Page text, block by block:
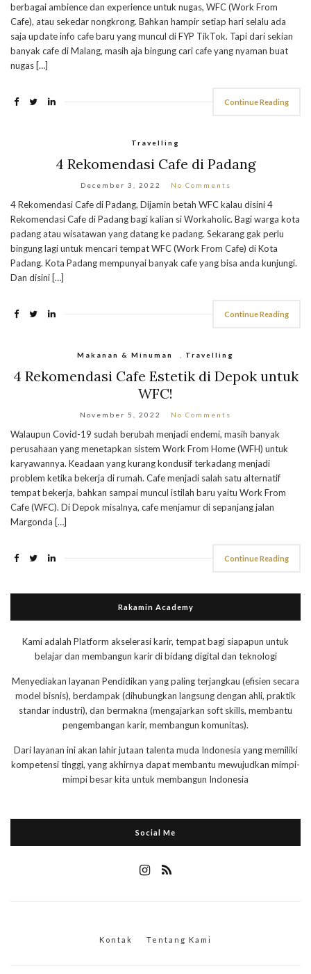
berbagai ambience dan experience untuk nugas, WFC (Work From
Cafe), atau sekedar nongkrong. Bahkan hampir setiap hari selalu ada
saja update info cafe baru yang muncul di FYP TikTok. Tapi dari sekian
banyak cafe di Malang, masih aja bingung cari cafe yang nyaman buat
nugas […]
Continue Reading
Travelling
4 Rekomendasi Cafe di Padang
December 3, 2022 No Comments
4 Rekomendasi Cafe di Padang, Dijamin betah WFC kalau disini 4
Rekomendasi Cafe di Padang bagi kalian si Workaholic. Bagi warga kota
padang atau wisatawan yang datang ke padang. Sekarang gak perlu
bingung lagi untuk mencari tempat WFC (Work From Cafe) di Kota
Padang. Kota Padang mempunyai banyak cafe yang bisa anda kunjungi.
Dan disini […]
Continue Reading
Makanan & Minuman Travelling
4 Rekomendasi Cafe Estetik di Depok untuk
WFC!
November 5, 2022 No Comments
Walaupun Covid-19 sudah berubah menjadi endemi, masih banyak
perusahaan yang menetapkan sistem Work From Home (WFH) untuk
karyawannya. Keadaan yang kurang kondusif terkadang menjadi
problem ketika bekerja di rumah. Cafe menjadi salah satu alternatif
tempat bekerja, bahkan sampai muncul istilah baru yaitu Work From
Cafe (WFC). Di Depok misalnya, cafe menjamur di sepanjang jalan
Margonda […]
Continue Reading
Rakamin Academy
Kami adalah Platform akselerasi karir, tempat bagi siapapun untuk
belajar dan membangun karir di bidang digital dan teknologi
Menyediakan layanan Pendidikan yang paling terjangkau (efisien secara
model bisnis), berdampak (dihubungkan langsung dengan ahli, praktik
standar industri), dan bermakna (mengajarkan soft skills, membantu
pengembangan karir, membangun komunitas).
Dari layanan ini akan lahir jutaan talenta muda Indonesia yang memiliki
kompetensi tinggi, yang akhirnya dapat membantu mewujudkan mimpi-
mimpi besar kita untuk membangun Indonesia
Social Me
Kontak Tentang Kami